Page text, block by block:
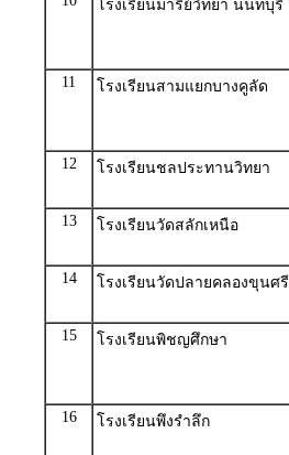
โรงเรียนมารีย์วิทยา นนทบุรี
11
โรงเรียนสามแยกบางคูลัด
12
โรงเรียนชลประทานวิทยา
13
โรงเรียนวัดสลักเหนือ
14
โรงเรียนวัดปลายคลองขุนศรี
15
โรงเรียนพิชญศึกษา
16
โรงเรียนพึงรำลึก